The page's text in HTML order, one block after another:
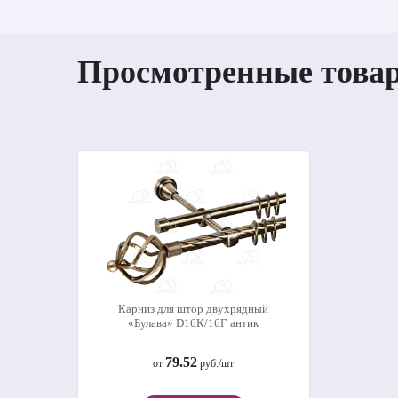
Просмотренные
Карниз для штор двухрядный
«Булава» D16К/16Г антик
от 79.52 руб./шт